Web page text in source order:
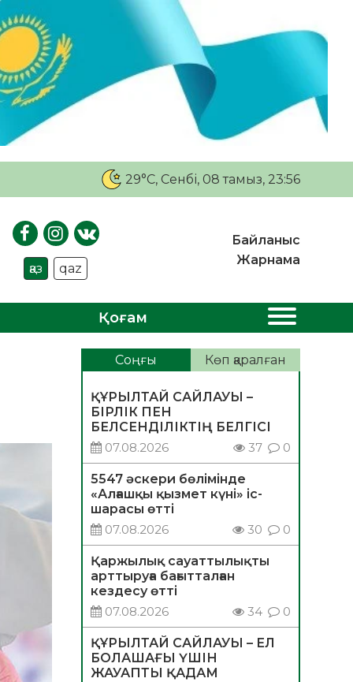
29°C, Сенбі, 08 тамыз, 23:56
қаз qaz
Байланыс
Жарнама
Қоғам
Соңғы Көп қаралған
ҚҰРЫЛТАЙ САЙЛАУЫ –
БІРЛІК ПЕН
БЕЛСЕНДІЛІКТІҢ БЕЛГІСІ
07.08.2026
37 0
5547 әскери бөлімінде
«Алғашқы қызмет күні» іс-
шарасы өтті
07.08.2026
30 0
Қаржылық сауаттылықты
арттыруға бағытталған
кездесу өтті
07.08.2026
34 0
ҚҰРЫЛТАЙ САЙЛАУЫ – ЕЛ
БОЛАШАҒЫ ҮШІН
ЖАУАПТЫ ҚАДАМ